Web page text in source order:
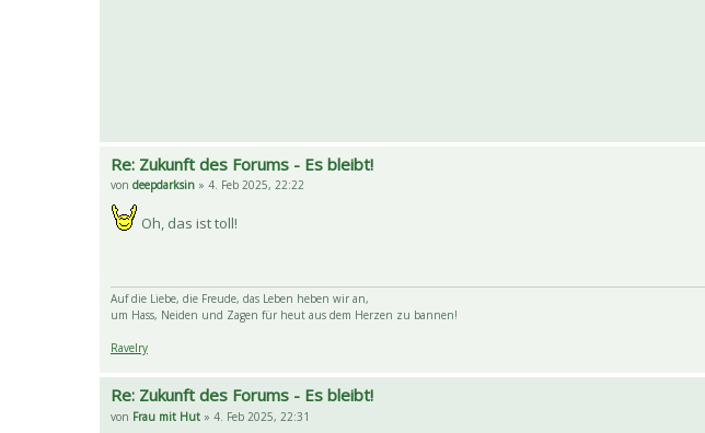
Re: Zukunft des Forums - Es bleibt!
von deepdarksin » 4. Feb 2025, 22:22
Oh, das ist toll!
Auf die Liebe, die Freude, das Leben heben wir an,
um Hass, Neiden und Zagen für heut aus dem Herzen zu bannen!
Ravelry
Re: Zukunft des Forums - Es bleibt!
von Frau mit Hut » 4. Feb 2025, 22:31